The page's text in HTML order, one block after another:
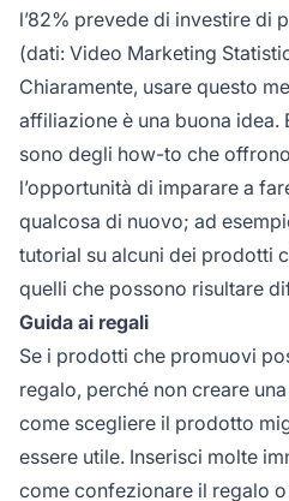
l’82% prevede di investire di
(dati: Video Marketing
Chiaramente, usare questo
affiliazione è una buona idea.
sono degli how-to che
l’opportunità di imparare a
qualcosa di nuovo; ad
tutorial su alcuni dei prodotti
quelli che possono risultare
Guida ai regali
Se i prodotti che promuovi
regalo, perché non creare
come scegliere il prodotto
essere utile. Inserisci molte
come confezionare il regalo